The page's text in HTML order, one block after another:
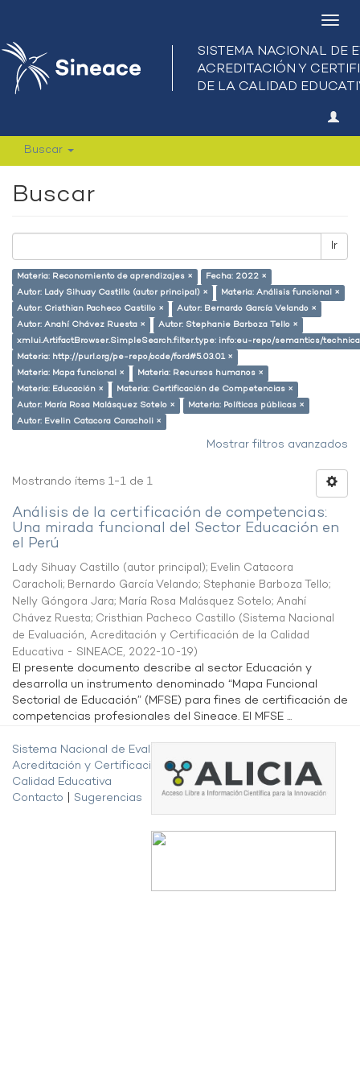
Buscar
Buscar
Ir
Materia: Reconomiento de aprendizajes ×
Fecha: 2022 ×
Autor: Lady Sihuay Castillo (autor principal) ×
Materia: Análisis funcional ×
Autor: Cristhian Pacheco Castillo ×
Autor: Bernardo García Velando ×
Autor: Anahí Chávez Ruesta ×
Autor: Stephanie Barboza Tello ×
xmlui.ArtifactBrowser.SimpleSearch.filter.type: info:eu-repo/semantics/
Materia: http://purl.org/pe-repo/ocde/ford#5.03.01 ×
Materia: Mapa funcional ×
Materia: Recursos humanos ×
Materia: Educación ×
Materia: Certificación de Competencias ×
Autor: María Rosa Malásquez Sotelo ×
Materia: Políticas públicas ×
Autor: Evelin Catacora Caracholi ×
Mostrar filtros avanzados
Mostrando ítems 1-1 de 1
Análisis de la certificación de competencias:
Una mirada funcional del Sector Educación en
el Perú
Lady Sihuay Castillo (autor principal); Evelin Catacora
Caracholi; Bernardo García Velando; Stephanie Barboza Tello;
Nelly Góngora Jara; María Rosa Malásquez Sotelo; Anahí
Chávez Ruesta; Cristhian Pacheco Castillo (Sistema Nacional
de Evaluación, Acreditación y Certificación de la Calidad
Educativa - SINEACE, 2022-10-19)
El presente documento describe al sector Educación y
desarrolla un instrumento denominado “Mapa Funcional
Sectorial de Educación” (MFSE) para fines de certificación de
competencias profesionales del Sineace. El MFSE ...
Sistema Nacional de Evaluación,
Acreditación y Certificación de la
Calidad Educativa
Contacto
Sugerencias